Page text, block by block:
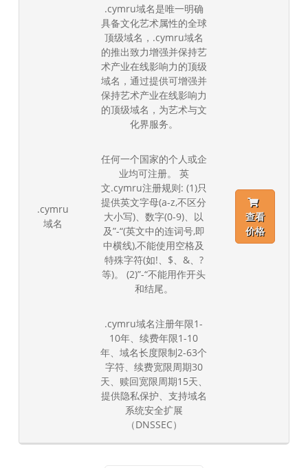
.cymru
域名
.cymru域名是唯一明确
具备文化艺术属性的全球
顶级域名，.cymru域名
的推出致力增强并保持艺
术产业在线影响力的顶级
域名，通过提供可增强并
保持艺术产业在线影响力
的顶级域名，为艺术与文
化界服务。
任何一个国家的个人或企
业均可注册。 英
文.cymru注册规则: (1)只
提供英文字母(a-z,不区分
大小写)、数字(0-9)、以
及”-“(英文中的连词号,即
中横线),不能使用空格及
特殊字符(如!、$、&、?
等)。 (2)”-“不能用作开头
和结尾。
.cymru域名注册年限1-
10年、续费年限1-10
年、域名长度限制2-63个
字符、续费宽限周期30
天、赎回宽限周期15天、
提供隐私保护、支持域名
系统安全扩展
（DNSSEC）
查看
价格